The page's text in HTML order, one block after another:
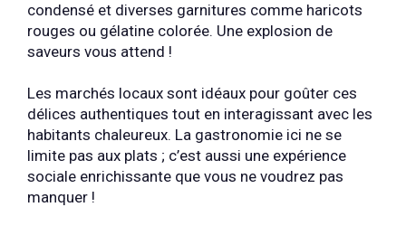
condensé et diverses garnitures comme haricots
rouges ou gélatine colorée. Une explosion de
saveurs vous attend !
Les marchés locaux sont idéaux pour goûter ces
délices authentiques tout en interagissant avec les
habitants chaleureux. La gastronomie ici ne se
limite pas aux plats ; c’est aussi une expérience
sociale enrichissante que vous ne voudrez pas
manquer !